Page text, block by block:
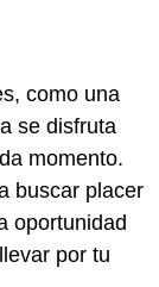
como una
se disfruta
momento.
buscar placer
oportunidad
por tu